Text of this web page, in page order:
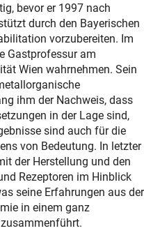
bevor er 1997 nach
durch den Bayerischen
vorzubereiten. Im
Gastprofessur am
Wien wahrnehmen. Sein
ihm der Nachweis, dass
in der Lage sind,
sind auch für die
von Bedeutung. In letzter
der Herstellung und den
Rezeptoren im Hinblick
seine Erfahrungen aus der
in einem ganz